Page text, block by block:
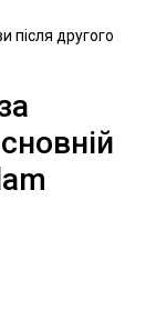
після другого